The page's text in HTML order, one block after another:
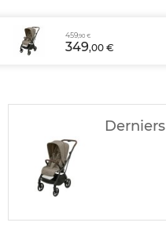
459,90 €
349,00 €